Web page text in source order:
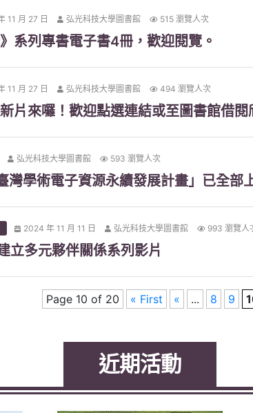
11 月 27 日 弘光科技大學圖書館 515 瀏覽人次
系列專書電子書4冊，歡迎閱覽。
11 月 27 日 弘光科技大學圖書館 494 瀏覽人次
片來囉！歡迎點選連結或至圖書館借閱
弘光科技大學圖書館 593 瀏覽人次
灣學術電子資源永續發展計畫」已全部
2024 年 11 月 11 日 弘光科技大學圖書館 993 瀏覽人
立多元夥伴關係系列影片
Page 10 of 20 « First « ... 8 9
近期活動